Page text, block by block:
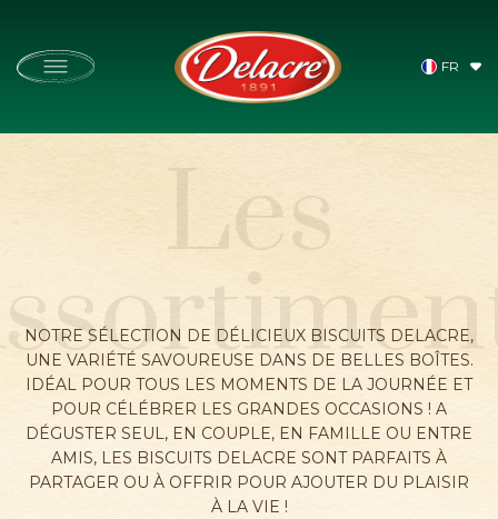
FR
DÉCOUVRIR
DELACRE
NOS BISCUITS
Les
NOTRE SÉLECTION DE DÉLICIEUX BISCUITS DELACRE,
UNE VARIÉTÉ SAVOUREUSE DANS DE BELLES BOÎTES.
IDÉAL POUR TOUS LES MOMENTS DE LA JOURNÉE ET
POUR CÉLÉBRER LES GRANDES OCCASIONS ! A
DÉGUSTER SEUL, EN COUPLE, EN FAMILLE OU ENTRE
AMIS, LES BISCUITS DELACRE SONT PARFAITS À
PARTAGER OU À OFFRIR POUR AJOUTER DU PLAISIR
À LA VIE !